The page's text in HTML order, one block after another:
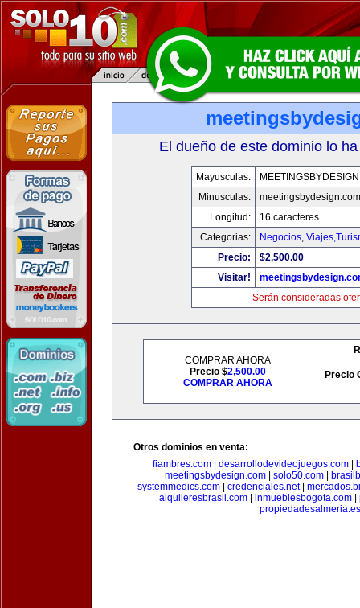
El dueño de este dominio lo
Mayusculas:
Minusculas:
meetingsbydesign.com
Longitud:
16 caracteres
Categorias:
Negocios,
Precio:
$2,500.00
Visitar!
Serán consideradas
COMPRAR AHORA
Precio $2,500.00
COMPRAR AHORA
Precio
Otros dominios en venta:
fiambres.com| desarrollodevideojuegos.com|
meetingsbydesign.com
solo50.com
systemmedics.com| credenciales.net|
alquileresbrasil.com| inmueblesbogota.com|
propiedadesalmeria.es